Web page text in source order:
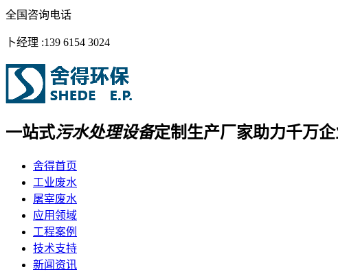
全国咨询电话
卜经理 :139 6154 3024
一站式污水处理设备定制生产厂家助力千万
舍得首页
工业废水
屠宰废水
应用领域
工程案例
技术支持
新闻资讯